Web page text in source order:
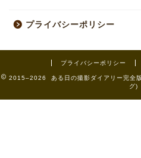
プライバシーポリシー
プライバシーポリシー
2015–2026 ある日の撮影ダイアリー完全
グ)